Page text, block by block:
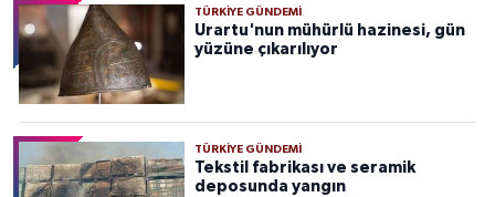
TÜRKIYE GÜNDEMI
Urartu'nun mühürlü hazinesi, gün
yüzüne çıkarılıyor
TÜRKIYE GÜNDEMI
Tekstil fabrikası ve seramik
deposunda yangın